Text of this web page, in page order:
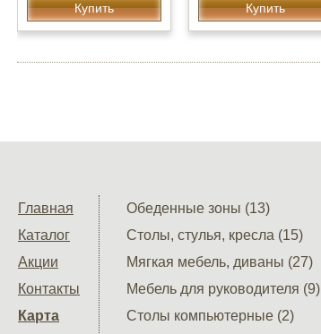
Купить Купить
Главная
Каталог
Акции
Контакты
Карта
Обеденные зоны (13)
Столы, стулья, кресла (15)
Мягкая мебель, диваны (27)
Мебель для руководителя (9)
Столы компьютерные (2)